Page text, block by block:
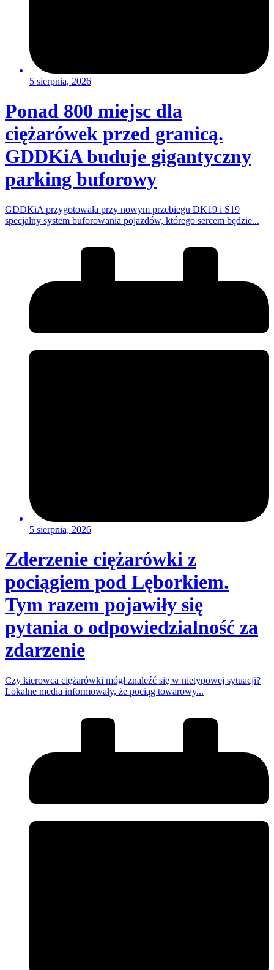
5 sierpnia, 2026
Ponad 800 miejsc dla
ciężarówek przed granicą.
GDDKiA buduje gigantyczny
parking buforowy
GDDKiA przygotowała przy nowym przebiegu DK19 i S19
specjalny system buforowania pojazdów, którego sercem będzie...
5 sierpnia, 2026
Zderzenie ciężarówki z
pociągiem pod Lęborkiem.
Tym razem pojawiły się
pytania o odpowiedzialność za
zdarzenie
Czy kierowca ciężarówki mógł znaleźć się w nietypowej sytuacji?
Lokalne media informowały, że pociąg towarowy...